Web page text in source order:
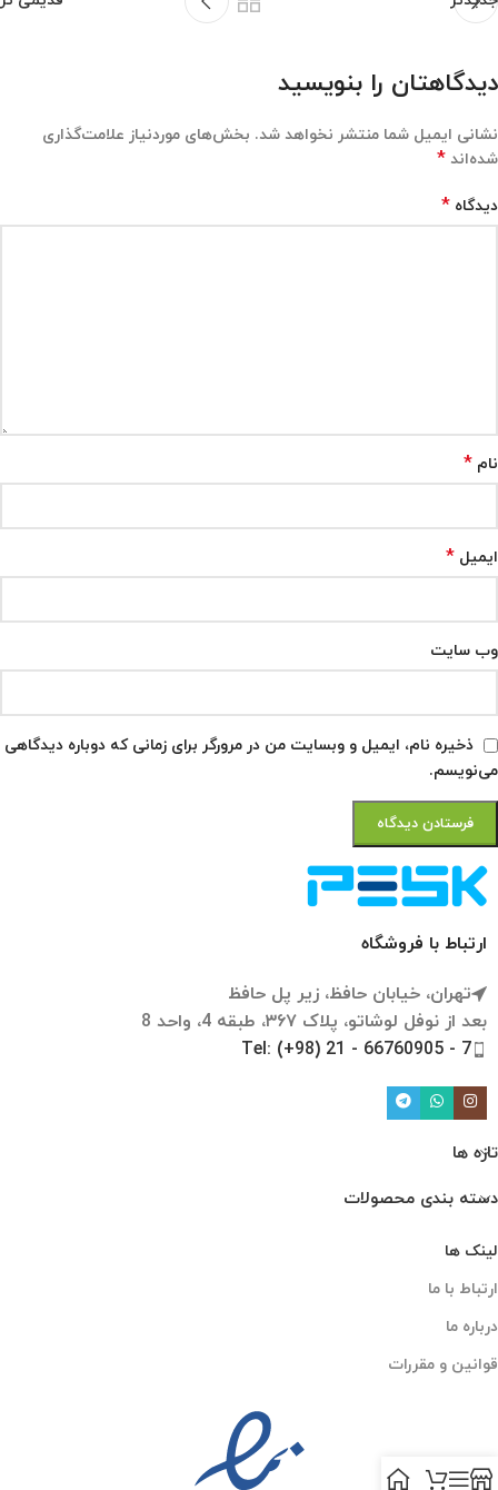
دیدگاهتان را بنویسید
نشانی ایمیل شما منتشر نخواهد شد. بخش‌های موردنیاز علامت‌گذاری
شده‌اند *
دیدگاه *
نام *
ایمیل *
وب‌ سایت
ذخیره نام، ایمیل و وبسایت من در مرورگر برای زمانی که دوباره دیدگاهی
می‌نویسم.
ارتباط با فروشگاه
تهران، خیابان حافظ، زیر پل حافظ
بعد از نوفل لوشاتو، پلاک ۳۶۷، طبقه 4، واحد 8
Tel: (+98) 21 - 66760905 - 7
تازه ها
دسته بندی محصولات
لینک ها
ارتباط با ما
درباره ما
قوانین و مقررات